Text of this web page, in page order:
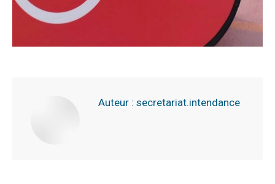
Auteur : secretariat.intendance